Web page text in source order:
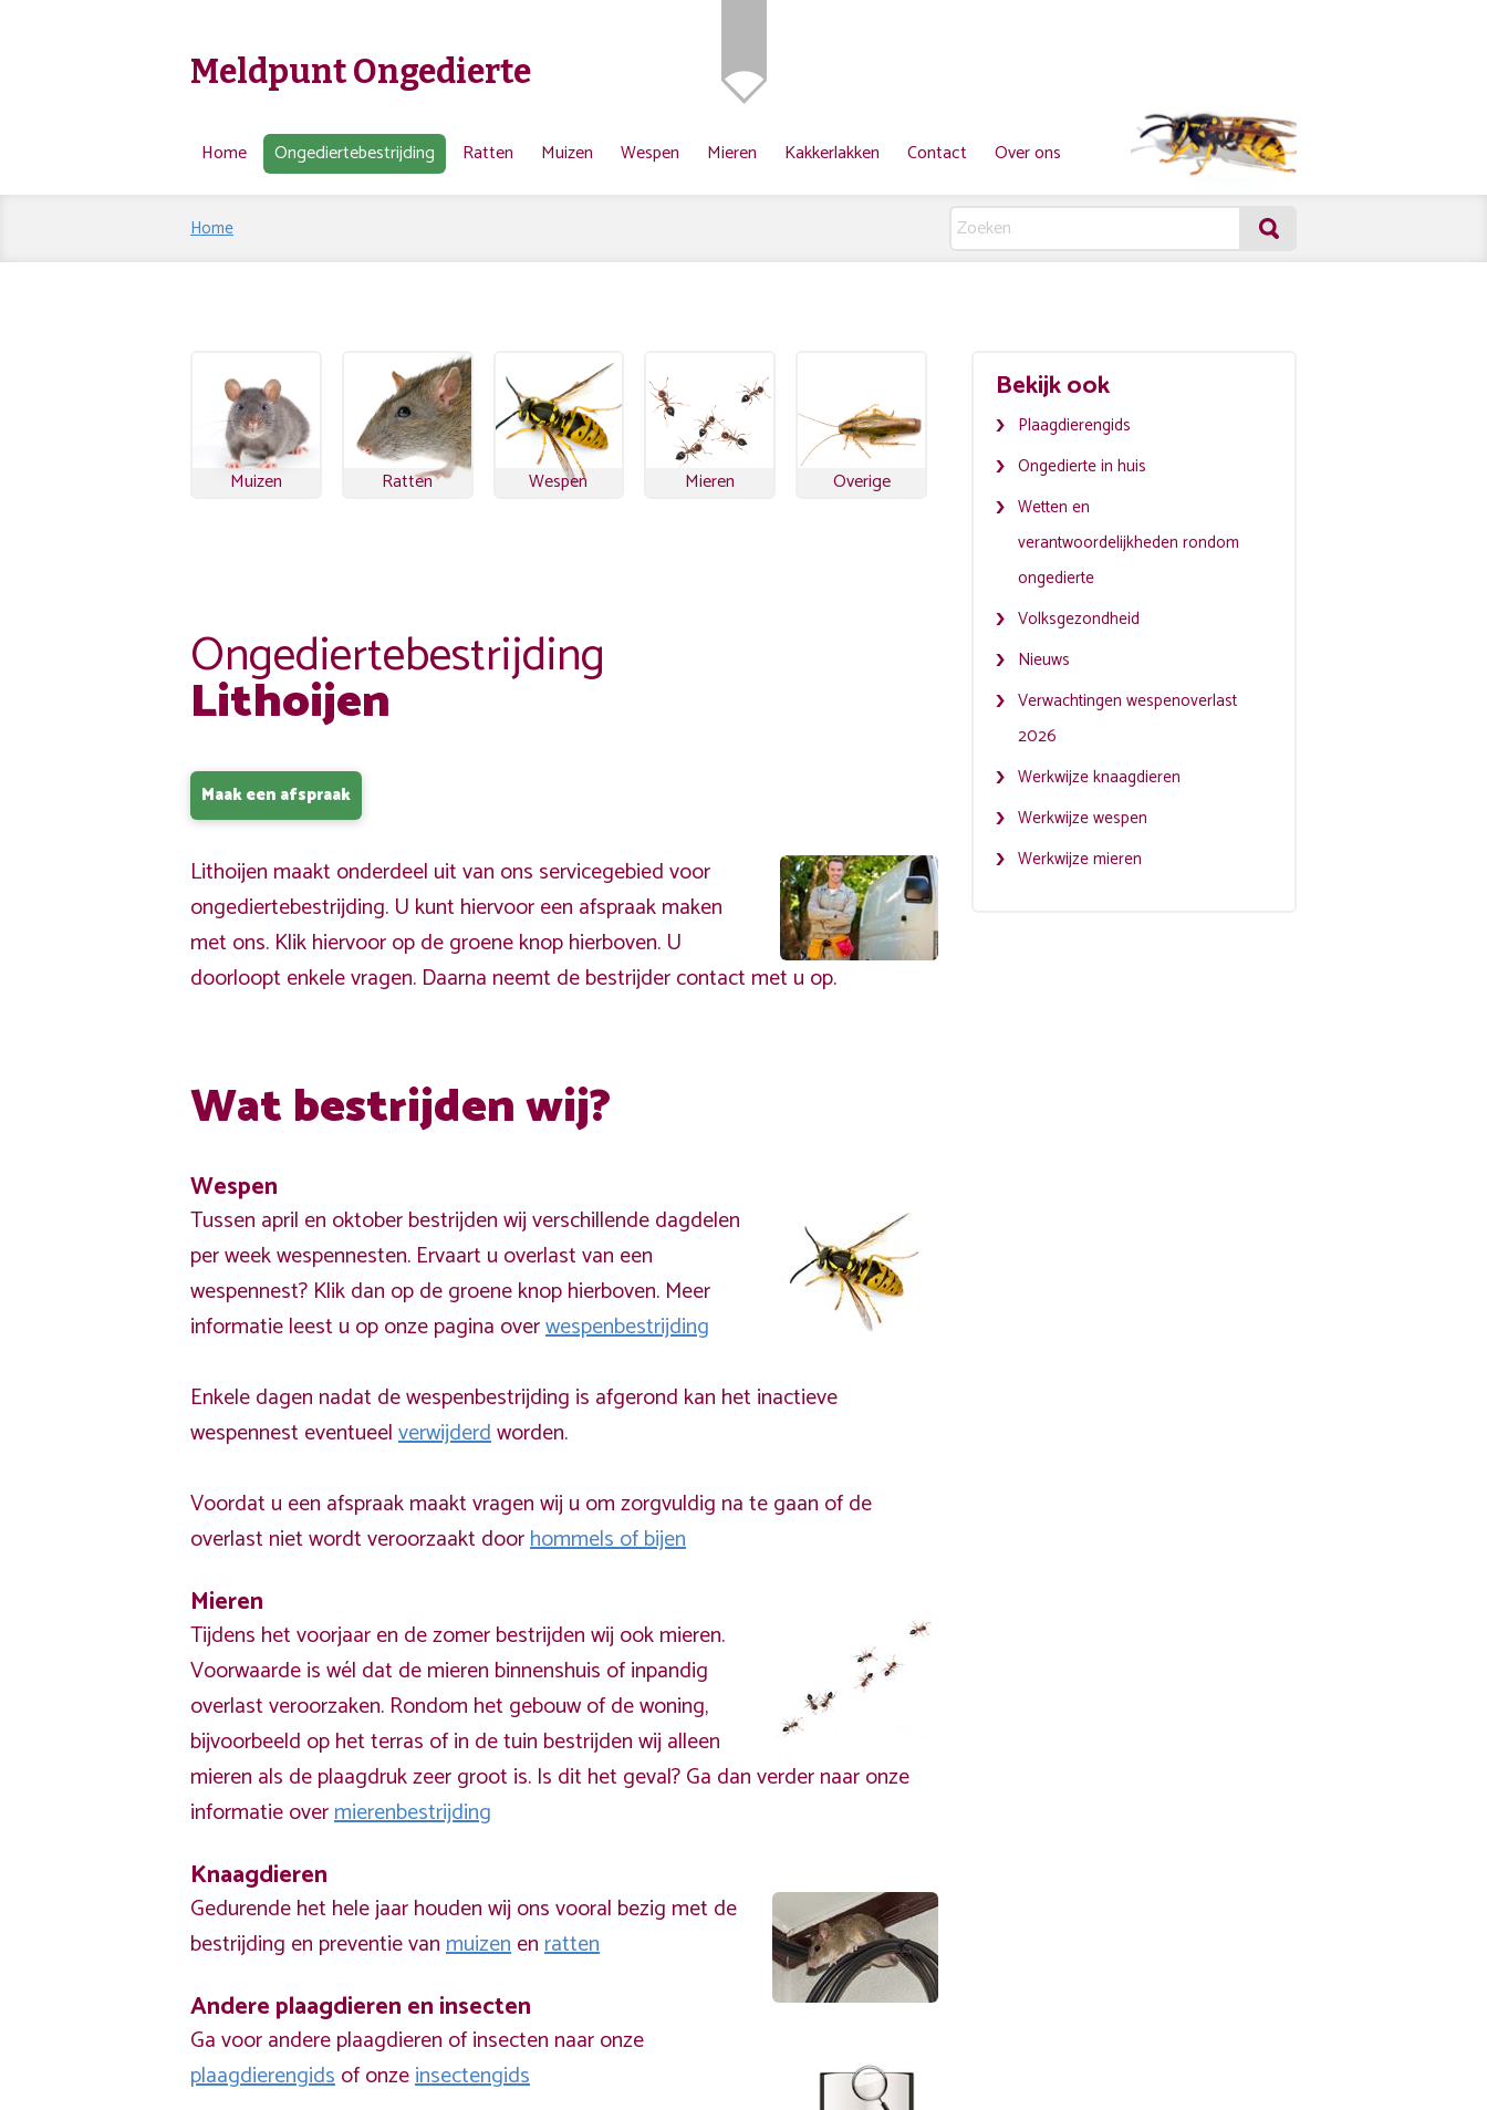
Meldpunt Ongedierte
Home Ongediertebestrijding Ratten Muizen Wespen Mieren Kakkerlakken Contact Over ons
Home
Muizen Ratten Wespen Mieren Overige
Ongediertebestrijding
Lithoijen
Maak een afspraak
Lithoijen maakt onderdeel uit van ons servicegebied voor
ongediertebestrijding. U kunt hiervoor een afspraak maken
met ons. Klik hiervoor op de groene knop hierboven. U
doorloopt enkele vragen. Daarna neemt de bestrijder contact met u op.
Wat bestrijden wij?
Wespen
Tussen april en oktober bestrijden wij verschillende dagdelen
per week wespennesten. Ervaart u overlast van een
wespennest? Klik dan op de groene knop hierboven. Meer
informatie leest u op onze pagina overwespenbestrijding
Enkele dagen nadat de wespenbestrijding is afgerond kan het inactieve
wespennest eventueelverwijderdworden.
Voordat u een afspraak maakt vragen wij u om zorgvuldig na te gaan of de
overlast niet wordt veroorzaakt doorhommels of bijen
Mieren
Tijdens het voorjaar en de zomer bestrijden wij ook mieren.
Voorwaarde is wél dat de mieren binnenshuis of inpandig
overlast veroorzaken. Rondom het gebouw of de woning,
bijvoorbeeld op het terras of in de tuin bestrijden wij alleen
mieren als de plaagdruk zeer groot is. Is dit het geval? Ga dan verder naar onze
informatie overmierenbestrijding
Knaagdieren
Gedurende het hele jaar houden wij ons vooral bezig met de
bestrijding en preventie vanmuizenenratten
Andere plaagdieren en insecten
Ga voor andere plaagdieren of insecten naar onze
plaagdierengidsof onzeinsectengids
Bekijk ook
Plaagdierengids
Ongedierte in huis
Wetten en
verantwoordelijkheden rondom
ongedierte
Volksgezondheid
Nieuws
Verwachtingen wespenoverlast
2026
Werkwijze knaagdieren
Werkwijze wespen
Werkwijze mieren